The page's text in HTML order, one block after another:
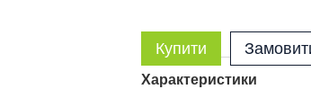
Купити
Характеристики